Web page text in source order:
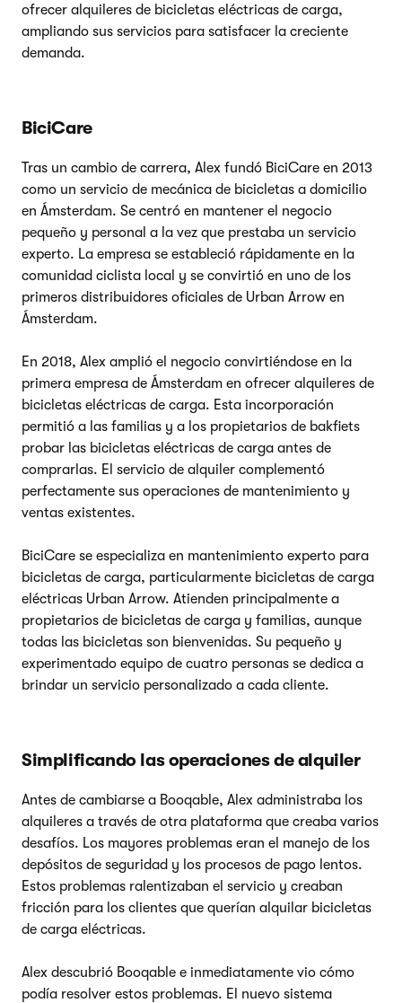
ofrecer alquileres de bicicletas eléctricas de carga,
ampliando sus servicios para satisfacer la creciente
demanda.
BiciCare
Tras un cambio de carrera, Alex fundó BiciCare en 2013
como un servicio de mecánica de bicicletas a domicilio
en Ámsterdam. Se centró en mantener el negocio
pequeño y personal a la vez que prestaba un servicio
experto. La empresa se estableció rápidamente en la
comunidad ciclista local y se convirtió en uno de los
primeros distribuidores oficiales de Urban Arrow en
Ámsterdam.
En 2018, Alex amplió el negocio convirtiéndose en la
primera empresa de Ámsterdam en ofrecer alquileres de
bicicletas eléctricas de carga. Esta incorporación
permitió a las familias y a los propietarios de bakfiets
probar las bicicletas eléctricas de carga antes de
comprarlas. El servicio de alquiler complementó
perfectamente sus operaciones de mantenimiento y
ventas existentes.
BiciCare se especializa en mantenimiento experto para
bicicletas de carga, particularmente bicicletas de carga
eléctricas Urban Arrow. Atienden principalmente a
propietarios de bicicletas de carga y familias, aunque
todas las bicicletas son bienvenidas. Su pequeño y
experimentado equipo de cuatro personas se dedica a
brindar un servicio personalizado a cada cliente.
Simplificando las operaciones de alquiler
Antes de cambiarse a Booqable, Alex administraba los
alquileres a través de otra plataforma que creaba varios
desafíos. Los mayores problemas eran el manejo de los
depósitos de seguridad y los procesos de pago lentos.
Estos problemas ralentizaban el servicio y creaban
fricción para los clientes que querían alquilar bicicletas
de carga eléctricas.
Alex descubrió Booqable e inmediatamente vio cómo
podía resolver estos problemas. El nuevo sistema